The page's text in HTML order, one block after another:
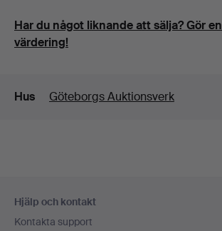
Har du något liknande att sälja? Gör
värdering!
Detaljer
Hus Göteborgs Auktionsverk
Hjälp och kontakt
Kontakta support